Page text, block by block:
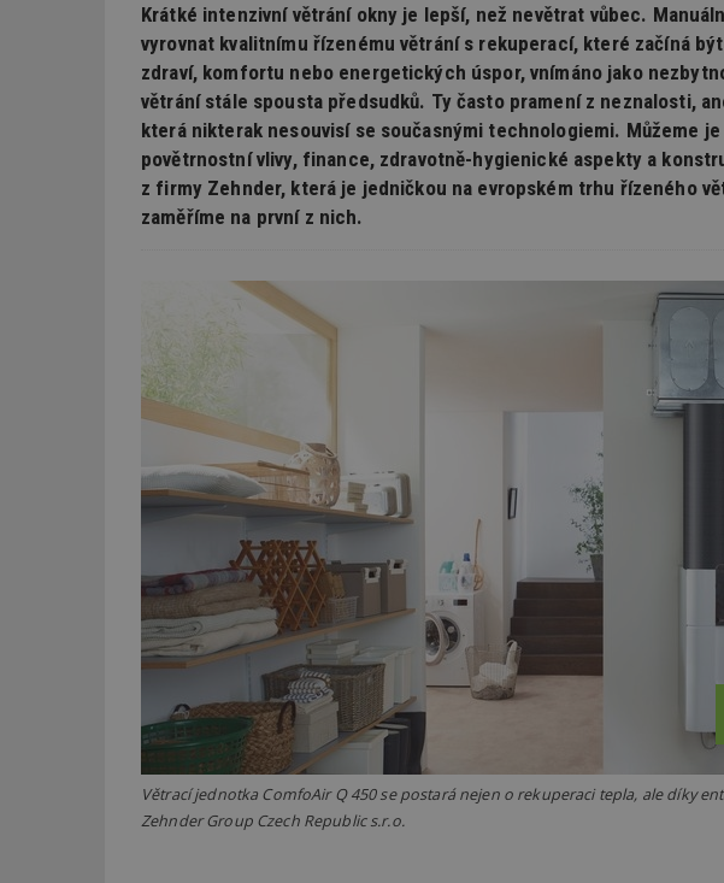
Krátké intenzivní větrání okny je lepší, než nevětrat vůbec.
vyrovnat kvalitnímu řízenému větrání s rekuperací, které začíná
zdraví, komfortu nebo energetických úspor, vnímáno jako
větrání stále spousta předsudků. Ty často pramení z neznalosti,
která nikterak nesouvisí se současnými technologiemi. Můžeme
povětrnostní vlivy, finance, zdravotně-hygienické aspekty a
z firmy Zehnder, která je jedničkou na evropském trhu řízeného
zaměříme na první z nich.
Větrací jednotka ComfoAir Q 450 se postará nejen o rekuperaci tepla, ale díky
Zehnder Group Czech Republic s.r.o.